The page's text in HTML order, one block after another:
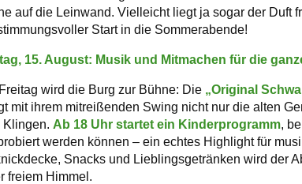
auf die Leinwand. Vielleicht liegt ja sogar der Duft
Start in die Sommerabende!
15. August: Musik und Mitmachen für die
wird die Burg zur Bühne: Die „Original
mit ihrem mitreißenden Swing nicht nur die alten
Klingen. Ab 18 Uhr startet ein Kinderprogramm,
werden können – ein echtes Highlight für
Snacks und Lieblingsgetränken wird der
freiem Himmel.